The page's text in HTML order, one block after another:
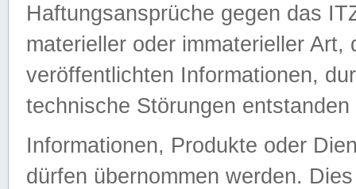
Haftungsansprüche gegen das
materieller oder immaterieller
veröffentlichten Informationen,
technische Störungen
Informationen, Produkte oder
dürfen übernommen werden.